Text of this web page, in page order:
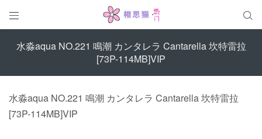
 
水淼aqua NO.221 鳴潮 カンタレラ Cantarella 坎特雷拉
[73P-114MB]VIP
水淼aqua NO.221 鳴潮 カンタレラ Cantarella 坎特雷拉
[73P-114MB]VIP